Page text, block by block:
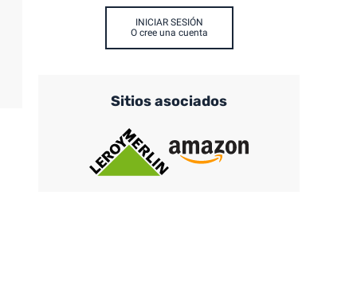
INICIAR SESIÓN
O cree una cuenta
Sitios asociados